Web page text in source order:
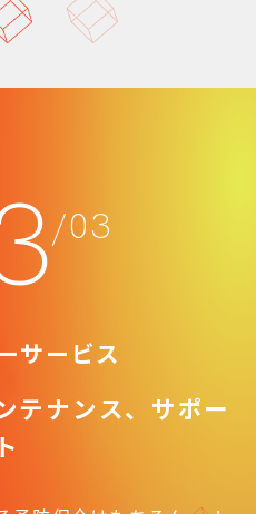
/03
サービス
テナンス、サポー
ト